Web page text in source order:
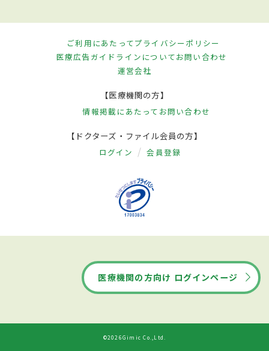
ご利用にあたってプライバシーポリシー
医療広告ガイドラインについてお問い合わせ
運営会社
【医療機関の方】
情報掲載にあたって お問い合わせ
【ドクターズ・ファイル会員の方】
ログイン 会員登録
医療機関の方向け ログインページ
©2026Gimic Co.,Ltd.